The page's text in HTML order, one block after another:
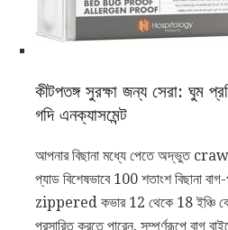
কীটপতঙ্গ সুরক্ষা জন্য সেরা: ঘুম
গদি এনক্যাসমেন্ট
আপনার বিছানা মধ্যে পেতে অদ্ভুত
প্যাড বিশেষভাবে 100 শতাংশ বিছানা
zippered কভার 12 থেকে 18 ইঞ্চি
প্রসারিত করতে পারেন, সম্পূর্ণরূপে বাগ